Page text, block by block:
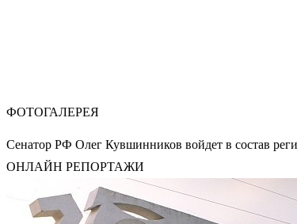
ФОТОГАЛЕРЕЯ
Сенатор РФ Олег Кувшинников войдет в состав
ОНЛАЙН РЕПОРТАЖИ